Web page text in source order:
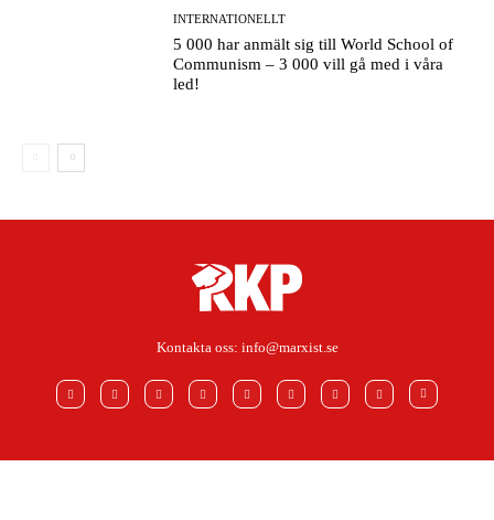
INTERNATIONELLT
5 000 har anmält sig till World School of
Communism – 3 000 vill gå med i våra
led!
Kontakta oss: info@marxist.se